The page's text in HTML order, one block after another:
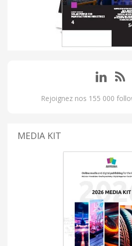
Rejoignez nos 155 000
MEDIA KIT